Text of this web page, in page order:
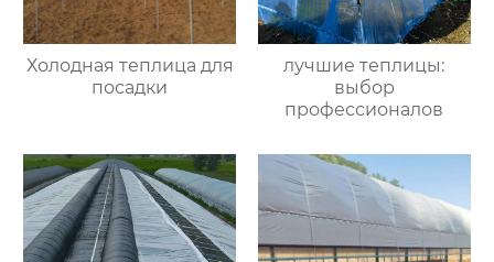
Холодная теплица для
посадки
лучшие теплицы:
выбор
профессионалов